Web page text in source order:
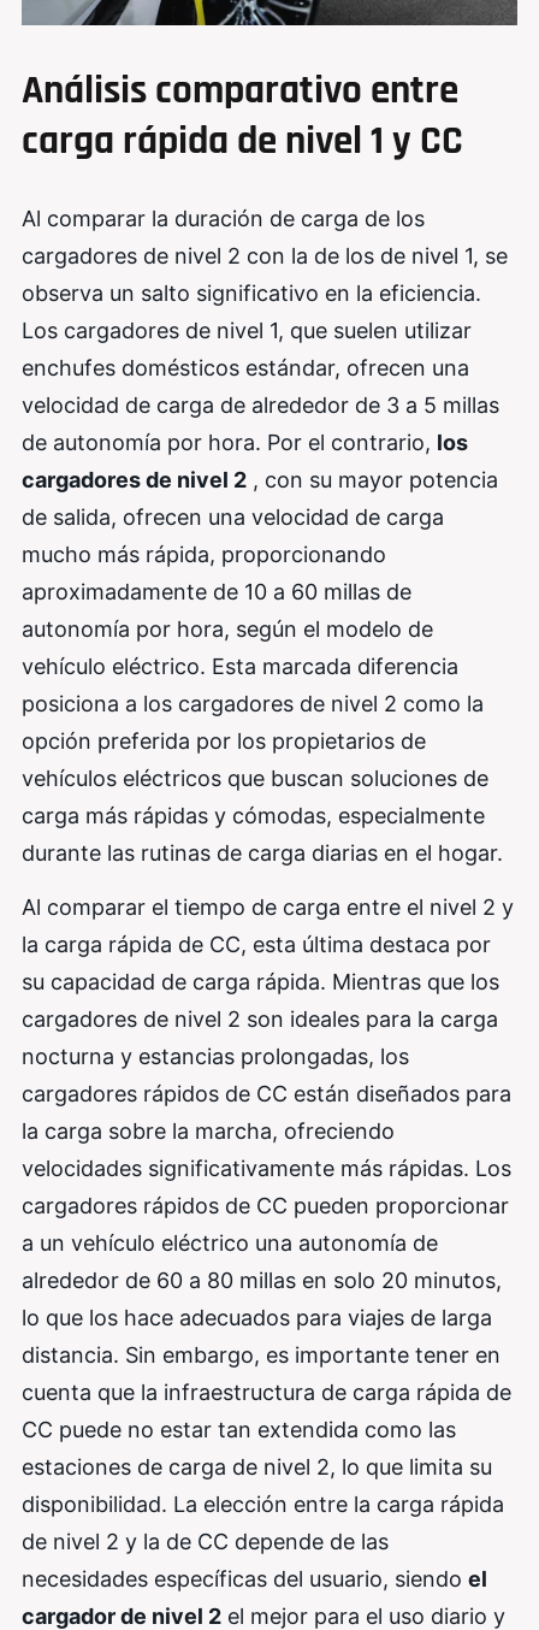
Análisis comparativo entre
carga rápida de nivel 1 y CC
Al comparar la duración de carga de los
cargadores de nivel 2 con la de los de nivel 1, se
observa un salto significativo en la eficiencia.
Los cargadores de nivel 1, que suelen utilizar
enchufes domésticos estándar, ofrecen una
velocidad de carga de alrededor de 3 a 5 millas
de autonomía por hora. Por el contrario, los
cargadores de nivel 2 , con su mayor potencia
de salida, ofrecen una velocidad de carga
mucho más rápida, proporcionando
aproximadamente de 10 a 60 millas de
autonomía por hora, según el modelo de
vehículo eléctrico. Esta marcada diferencia
posiciona a los cargadores de nivel 2 como la
opción preferida por los propietarios de
vehículos eléctricos que buscan soluciones de
carga más rápidas y cómodas, especialmente
durante las rutinas de carga diarias en el hogar.
Al comparar el tiempo de carga entre el nivel 2 y
la carga rápida de CC, esta última destaca por
su capacidad de carga rápida. Mientras que los
cargadores de nivel 2 son ideales para la carga
nocturna y estancias prolongadas, los
cargadores rápidos de CC están diseñados para
la carga sobre la marcha, ofreciendo
velocidades significativamente más rápidas. Los
cargadores rápidos de CC pueden proporcionar
a un vehículo eléctrico una autonomía de
alrededor de 60 a 80 millas en solo 20 minutos,
lo que los hace adecuados para viajes de larga
distancia. Sin embargo, es importante tener en
cuenta que la infraestructura de carga rápida de
CC puede no estar tan extendida como las
estaciones de carga de nivel 2, lo que limita su
disponibilidad. La elección entre la carga rápida
de nivel 2 y la de CC depende de las
necesidades específicas del usuario, siendo el
cargador de nivel 2 el mejor para el uso diario y